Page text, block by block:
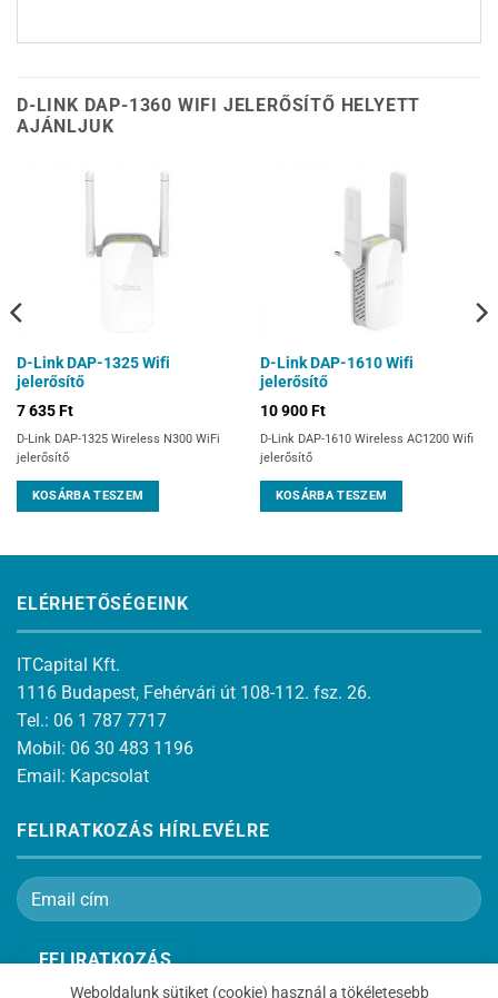
D-LINK DAP-1360 WIFI JELERŐSÍTŐ HELYETT
AJÁNLJUK
D-Link DAP-1325 Wifi
jelerősítő
7 635Ft
D-Link DAP-1325 Wireless N300 WiFi
jelerősítő
KOSÁRBA TESZEM
D-Link DAP-1610 Wifi
jelerősítő
10 900Ft
D-Link DAP-1610 Wireless AC1200 Wifi
jelerősítő
KOSÁRBA TESZEM
ELÉRHETŐSÉGEINK
ITCapital Kft.
1116 Budapest, Fehérvári út 108-112. fsz. 26.
Tel.: 06 1 787 7717
Mobil: 06 30 483 1196
Email: Kapcsolat
FELIRATKOZÁS HÍRLEVÉLRE
Weboldalunk sütiket (cookie) használ a tökéletesebb